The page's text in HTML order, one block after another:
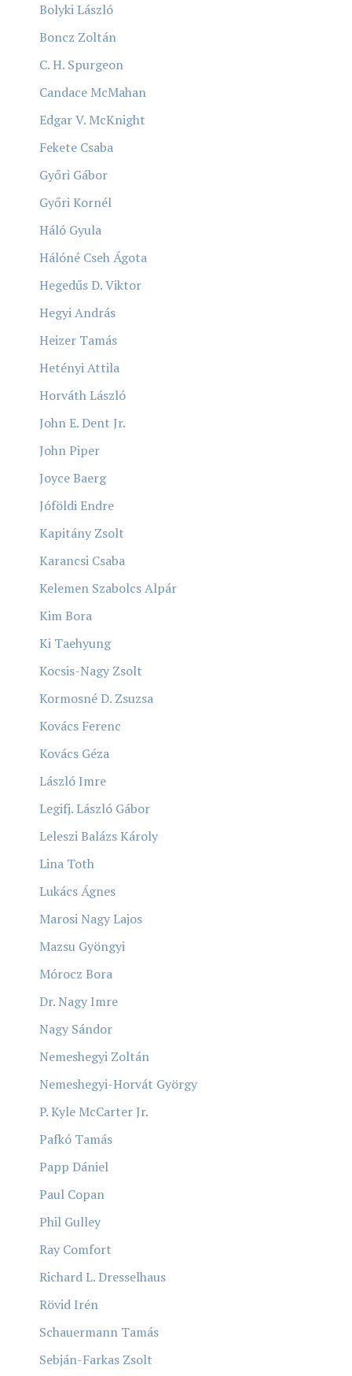
Bolyki László
Boncz Zoltán
C. H. Spurgeon
Candace McMahan
Edgar V. McKnight
Fekete Csaba
Győri Gábor
Győri Kornél
Háló Gyula
Hálóné Cseh Ágota
Hegedűs D. Viktor
Hegyi András
Heizer Tamás
Hetényi Attila
Horváth László
John E. Dent Jr.
John Piper
Joyce Baerg
Jóföldi Endre
Kapitány Zsolt
Karancsi Csaba
Kelemen Szabolcs Alpár
Kim Bora
Ki Taehyung
Kocsis-Nagy Zsolt
Kormosné D. Zsuzsa
Kovács Ferenc
Kovács Géza
László Imre
Legifj. László Gábor
Leleszi Balázs Károly
Lina Toth
Lukács Ágnes
Marosi Nagy Lajos
Mazsu Gyöngyi
Mórocz Bora
Dr. Nagy Imre
Nagy Sándor
Nemeshegyi Zoltán
Nemeshegyi-Horvát György
P. Kyle McCarter Jr.
Pafkó Tamás
Papp Dániel
Paul Copan
Phil Gulley
Ray Comfort
Richard L. Dresselhaus
Rövid Irén
Schauermann Tamás
Sebján-Farkas Zsolt